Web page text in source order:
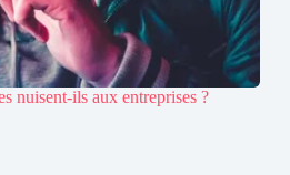
nuisent-ils aux entreprises ?